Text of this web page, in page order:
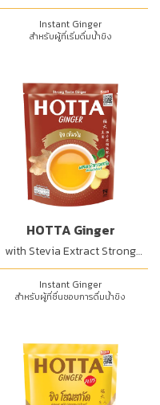
Instant Ginger
สำหรับผู้ที่เริ่มดื่มน้ำขิง
HOTTA Ginger
with Stevia Extract Strong
Taste
Instant Ginger
สำหรับผู้ที่ชื่นชอบการดื่มน้ำขิง